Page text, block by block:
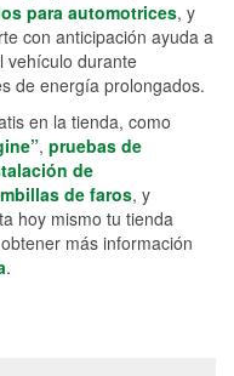
para automotrices, y
con anticipación ayuda a
vehículo durante
de energía prolongados.
en la tienda, como
, pruebas de
de
de faros, y
hoy mismo tu tienda
más información
.